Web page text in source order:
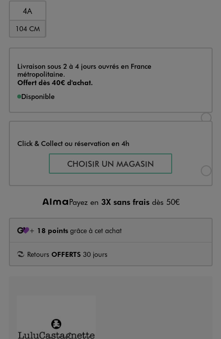
4A
104 CM
Livraison
Livraison sous 2 à 4 jours ouvrés en France
métropolitaine.
Offert dès 40€ d'achat.
Disponible
Click & Collect ou réservation en 4h
Sélectionner l’option de
CHOISIR UN MAGASIN
Payez en 3X sans frais dès 50€
+ 18 points grâce à cet achat
Retours OFFERTS 30 jours